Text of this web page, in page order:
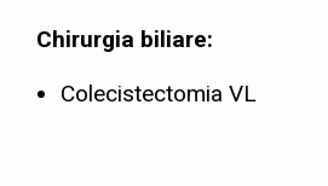
Chirurgia biliare:
Colecistectomia VL